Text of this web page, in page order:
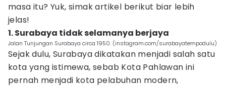
masa itu? Yuk, simak artikel berikut biar lebih
jelas!
1. Surabaya tidak selamanya berjaya
Jalan Tunjungan Surabaya circa 1950. (instagram.com/surabayatempodulu)
Sejak dulu, Surabaya dikatakan menjadi salah satu
kota yang istimewa, sebab Kota Pahlawan ini
pernah menjadi kota pelabuhan modern,